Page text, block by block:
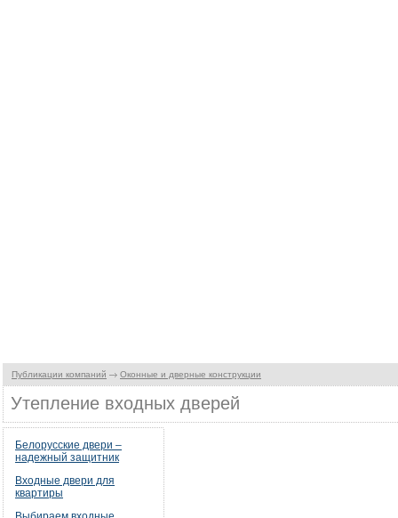
Публикации компаний Оконные и дверные конструкции
Утепление входных дверей
Белорусские двери –
надежный защитник
Входные двери для
квартиры